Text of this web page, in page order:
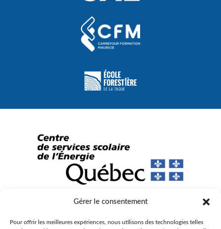
Gérer le consentement
Pour offrir les meilleures expériences, nous utilisons des technologies telles